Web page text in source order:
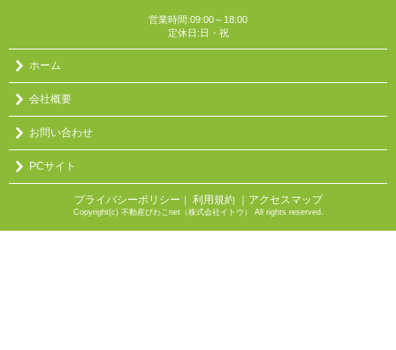
営業時間:09:00～18:00
定休日:日・祝
ホーム
会社概要
お問い合わせ
PCサイト
プライバシーポリシー ｜ 利用規約 ｜アクセスマップ
Copyright(c) 不動産びわこnet（株式会社イトウ） All rights reserved.